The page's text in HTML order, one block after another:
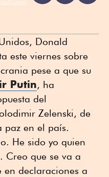
Donald
este viernes sobre
pese a que su
Putin, ha
del
Zelenski, de
paz en el país.
He sido yo quien
Creo que se va a
en declaraciones a